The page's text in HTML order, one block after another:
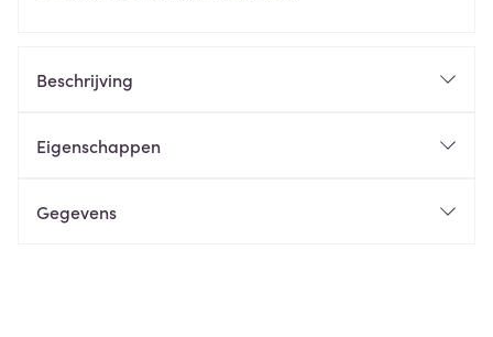
Beschrijving
Eigenschappen
Gegevens